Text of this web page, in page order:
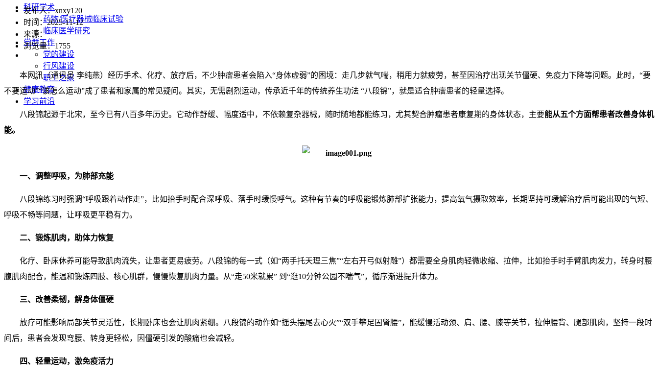
科研学术
药物/医疗器械临床试验
临床医学研究
党群工作
党的建设
行风建设
职工之家
健康教育
学习前沿
发布人：xnxy120
时间：2025-11-12
来源：
浏览量：1755
本网讯（通讯员 李纯燕）经历手术、化疗、放疗后，不少肿瘤患者会陷入“身体虚弱”的困境：走几步就气喘，稍用力就疲劳，甚至因治疗出现关节僵硬、免疫力下降等问题。此时，“要
不要运动”“该怎么运动”成了患者和家属的常见疑问。其实，无需剧烈运动，传承近千年的传统养生功法 “八段锦”，就是适合肿瘤患者的轻量选择。
八段锦起源于北宋，至今已有八百多年历史。它动作舒缓、幅度适中，不依赖复杂器械，随时随地都能练习，尤其契合肿瘤患者康复期的身体状态，主要能从五个方面帮患者改善身体机
能。
一、调整呼吸，为肺部充能
八段锦练习时强调“呼吸跟着动作走”，比如抬手时配合深呼吸、落手时缓慢呼气。这种有节奏的呼吸能锻炼肺部扩张能力，提高氧气摄取效率，长期坚持可缓解治疗后可能出现的气短、
呼吸不畅等问题，让呼吸更平稳有力。
二、锻炼肌肉，助体力恢复
化疗、卧床休养可能导致肌肉流失，让患者更易疲劳。八段锦的每一式（如“两手托天理三焦”“左右开弓似射雕”）都需要全身肌肉轻微收缩、拉伸，比如抬手时手臂肌肉发力，转身时腰
腹肌肉配合，能温和锻炼四肢、核心肌群，慢慢恢复肌肉力量。从“走50米就累” 到“逛10分钟公园不喘气”，循序渐进提升体力。
三、改善柔韧，解身体僵硬
放疗可能影响局部关节灵活性，长期卧床也会让肌肉紧绷。八段锦的动作如“摇头摆尾去心火”“双手攀足固肾腰”，能缓慢活动颈、肩、腰、膝等关节，拉伸腰背、腿部肌肉，坚持一段时
间后，患者会发现弯腰、转身更轻松，因僵硬引发的酸痛也会减轻。
四、轻量运动，激免疫活力